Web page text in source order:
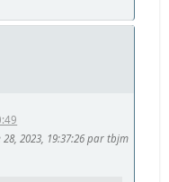
2023, 19:37:26 par tbjm